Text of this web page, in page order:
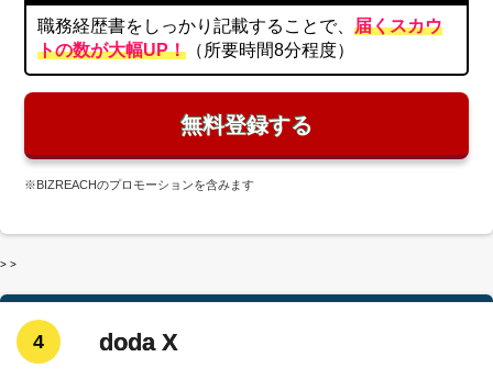
職務経歴書をしっかり記載することで、届くスカウ
トの数が大幅UP！ （所要時間8分程度）
無料登録する
※BIZREACHのプロモーションを含みます
> >
4 doda X